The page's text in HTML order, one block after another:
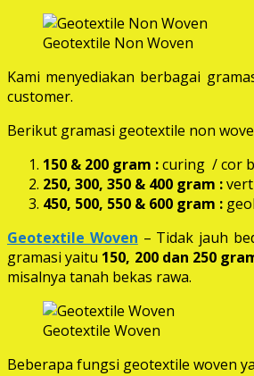
Geotextile Non Woven
Kami menyediakan berbagai
customer.
Berikut gramasi geotextile non
150 & 200 gram :curing / cor
250, 300, 350 & 400 gram :
450, 500, 550 & 600 gram :
Geotextile Woven – Tidak jauh
gramasi yaitu 150, 200 dan 250
misalnya tanah bekas rawa.
Geotextile Woven
Beberapa fungsi geotextile woven